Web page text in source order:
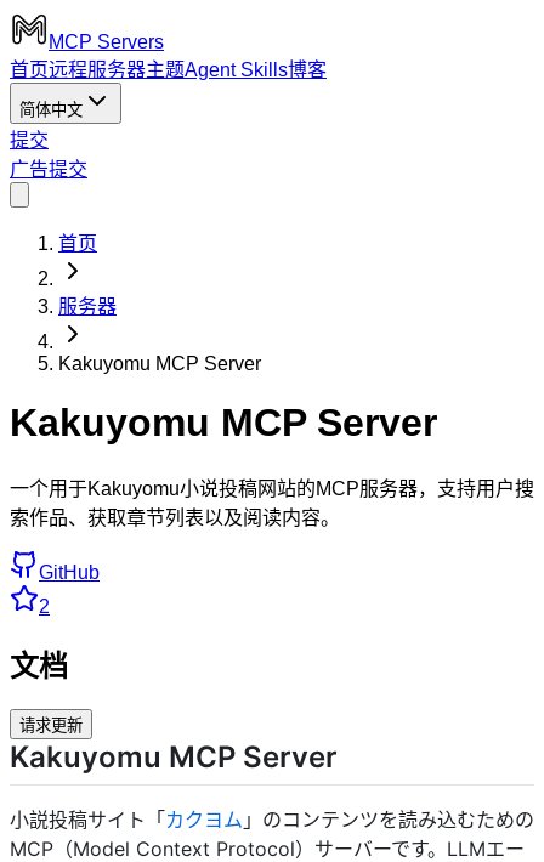
MCP Servers
首页远程服务器主题Agent Skills博客
简体中文
提交
广告提交
首页
服务器
Kakuyomu MCP Server
Kakuyomu MCP Server
一个用于Kakuyomu小说投稿网站的MCP服务器，支持用户搜
索作品、获取章节列表以及阅读内容。
GitHub
2
文档
请求更新
Kakuyomu MCP Server
小説投稿サイト「カクヨム 」のコンテンツを読み込むための
MCP（Model Context Protocol）サーバーです。LLMエー